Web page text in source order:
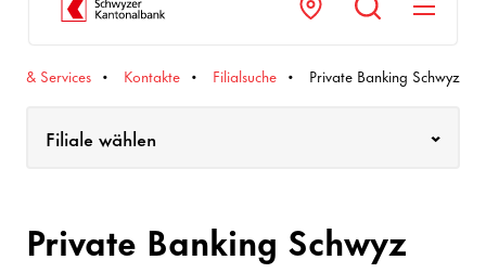
& Services Kontakte Fili­al­suche Private Banking Schwyz
Filiale wählen
Private Banking Schwyz